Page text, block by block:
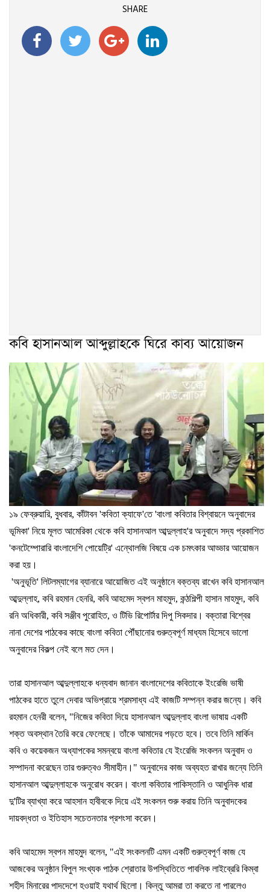
SHARE
কবি হাসানআল আব্দুল্লাহকে ঘিরে কাব্য আয়োজন
১৯ ফেব্রুয়ারি, বুধবার, কাঁটাবন'কবিতা ক্যাফে'তে'বাংলা কবিতার বিশ্বায়নে অনুবাদের
ভূমিকা' নিয়ে মূলত আমেরিকা থেকে কবি হাসানআল আব্দুল্লাহ'র অনুবাদে সদ্য প্রকাশিত
'কনটেম্পোরারি বাংলাদেশি পোয়েট্রি' এন্থোলজি বিষয়ে এক চমৎকার আড্ডার আয়োজন
করা হয়।
'অনুভূতি' লিটলম্যাগের ব্যানারে আয়োজিত এই অনুষ্ঠানে বক্তব্য রাখেন কবি হাসানআল
আব্দুল্লাহ, কবি রহমান হেনরি, কবি আহমেদ স্বপন মাহমুদ, কন্ঠশিল্পী হাসান মাহমুদ, কবি
রনি অধিকারী, কবি সঞ্জীব পুরোহিত, ও টিভি রিপোর্টার দিপু সিকদার। বক্তারা বিশ্বের
নানা দেশের পাঠকের কাছে বাংলা কবিতা পৌঁছানোর গুরুত্বপূর্ণ মাধ্যম হিসেবে ভালো
অনুবাদের বিকল্প নেই বলে মত দেন।
তারা হাসানআল আব্দুল্লাহকে ধন্যবাদ জানান বাংলাদেশের কবিতাকে ইংরেজি ভাষী
পাঠকের হাতে তুলে দেবার অভিপ্রায়ে শ্রমসাধ্য এই কাজটি সম্পন্ন করার জন্যে। কবি
রহমান হেনরী বলেন, "নিজের কবিতা দিয়ে হাসানআল আব্দুল্লাহ বাংলা ভাষায় একটি
শক্ত অবস্থান তৈরি করে ফেলেছে। তাঁকে আমাদের পড়তে হবে। তবে তিনি মার্কিন
কবি ও কয়েকজন অধ্যাপকের সমন্বয়ে বাংলা কবিতার যে ইংরেজি সংকলন অনুবাদ ও
সম্পাদনা করেছেন তার গুরুত্বও সীমাহীন। " অনুবাদের কাজ অব্যহত রাখার জন্যে তিনি
হাসানআল আব্দুল্লাহকে অনুরোধ করেন। বাংলা কবিতার পাকিস্তানি ও আধুনিক ধারা
দু'টির ব্যাখ্যা করে আহসান হাবীবকে দিয়ে এই সংকলন শুরু করায় তিনি অনুবাদকের
দায়বদ্ধতা ও ইতিহাস সচেতনতার প্রশংসা করেন।
কবি আহমেদ স্বপন মাহমুদ বলেন, "এই সংকলনটি এমন একটি গুরুত্বপূর্ণ কাজ যে
আজকের অনুষ্ঠান বিপুল সংখ্যক পাঠক শ্রোতার উপস্থিতিতে পাবলিক লাইব্রেরি কিম্বা
শহীদ মিনারের পাদদেশে হওয়াই যথার্থ ছিলো। কিন্তু আমরা তা করতে না পারলেও